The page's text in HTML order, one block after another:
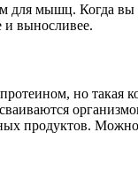
для мышц. Когда
и выносливее.
но такая
продуктов.